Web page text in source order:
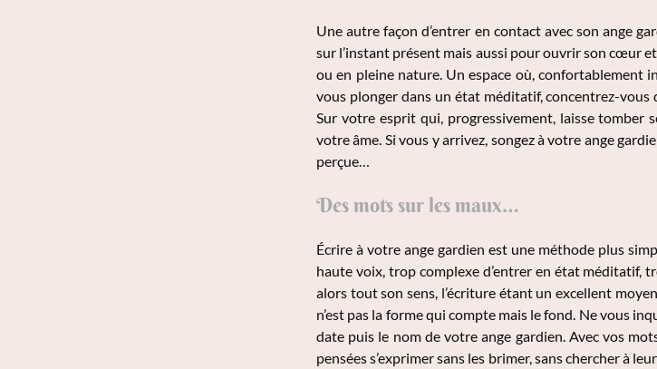
Une autre façon d’entrer en contact avec son ange
sur l’instant présent mais aussi pour ouvrir son cœur
ou en pleine nature. Un espace où, confortablement
vous plonger dans un état méditatif, concentrez-vous
Sur votre esprit qui, progressivement, laisse tomber
votre âme. Si vous y arrivez, songez à votre ange
perçue…
Des mots sur les maux…
Écrire à votre ange gardien est une méthode plus
haute voix, trop complexe d’entrer en état méditatif,
alors tout son sens, l’écriture étant un excellent
n’est pas la forme qui compte mais le fond. Ne vous
date puis le nom de votre ange gardien. Avec vos
pensées s’exprimer sans les brimer, sans chercher à